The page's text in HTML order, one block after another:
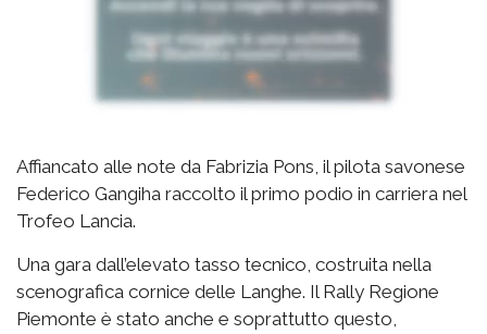
Affiancato alle note da Fabrizia Pons, il pilota savonese
Federico Gangiha raccolto il primo podio in carriera nel
Trofeo Lancia.
Una gara dall’elevato tasso tecnico, costruita nella
scenografica cornice delle Langhe. Il Rally Regione
Piemonte è stato anche e soprattutto questo,